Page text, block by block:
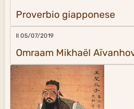
Proverbio giapponese
Il 05/07/2019
Omraam Mikhaël